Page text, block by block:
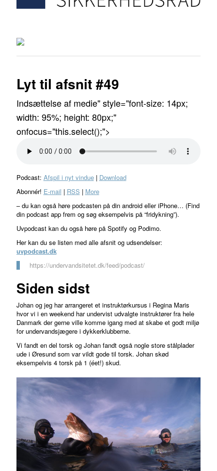
Lyt til afsnit #49
Indsættelse af medie" style="font-size: 14px;
width: 95%; height: 80px;"
onfocus="this.select();">
Podcast: Afspil i nyt vindue| Download
Abonnér! E-mail | RSS | More
– du kan også høre podcasten på din android eller iPhone… (Find
din podcast app frem og søg eksempelvis på “fridykning”).
Uvpodcast kan du også høre på Spotify og Podimo.
Her kan du se listen med alle afsnit og udsendelser:
uvpodcast.dk
https://undervandsitetet.dk/feed/podcast/
Siden sidst
Johan og jeg har arrangeret et instruktørkursus i Regina Maris
hvor vi i en weekend har undervist udvalgte instruktører fra hele
Danmark der gerne ville komme igang med at skabe et godt miljø
for undervandsjægere i dykkerklubberne.
Vi fandt en del torsk og Johan fandt også nogle store stålplader
ude i Øresund som var vildt gode til torsk. Johan skød
eksempelvis 4 torsk på 1 (éet!) skud.